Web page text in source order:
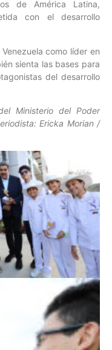
de América Latina,
con el desarrollo
como líder en
sienta las bases para
del desarrollo
Ministerio del Poder
Ericka Morian /